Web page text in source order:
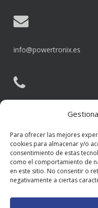
Para ofrecer las mejores
cookies para almacenar y/o
consentimiento de estas
como el comportamiento de
en este sitio. No consentir o
negativamente a ciertas
info@powertronix.es
POLÍTICA DE
POLÍTICA DE COOKIES
PROTECCIÓN DE DATOS